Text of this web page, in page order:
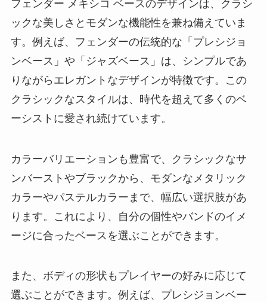
フェンダー メキシコ ベースのデザインは、クラシ
ックな美しさとモダンな機能性を兼ね備えていま
す。例えば、フェンダーの伝統的な「プレシジョ
ンベース」や「ジャズベース」は、シンプルであ
りながらエレガントなデザインが特徴です。この
クラシックなスタイルは、時代を超えて多くのベ
ーシストに愛され続けています。
カラーバリエーションも豊富で、クラシックなサ
ンバーストやブラックから、モダンなメタリック
カラーやパステルカラーまで、幅広い選択肢があ
ります。これにより、自分の個性やバンドのイメ
ージに合ったベースを選ぶことができます。
また、ボディの形状もプレイヤーの好みに応じて
選ぶことができます。例えば、プレシジョンベー